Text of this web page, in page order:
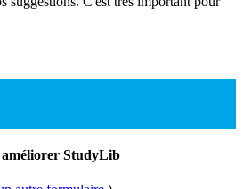
améliorer StudyLib